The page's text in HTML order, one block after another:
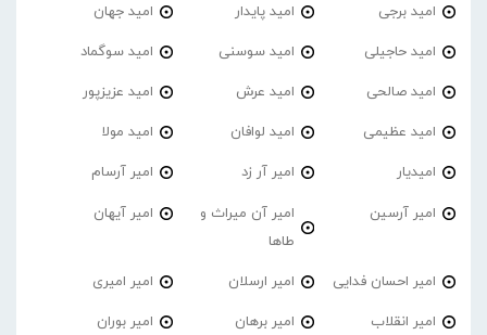
امید برجی امید پایدار امید جهان
امید حاجیلی امید سوسنی امید سوگماد
امید صالحی امید عرش امید عزیزپور
امید عظیمی امید لوافان امید مولا
امیدیار امیر آر زد امیر آرسام
امیر آرسین
امیر آن میراث و
طاها
امیر آیهان
امیر احسان فدایی امیر ارسلان امیر امیری
امیر انقلاب امیر برهان امیر‌ بوران